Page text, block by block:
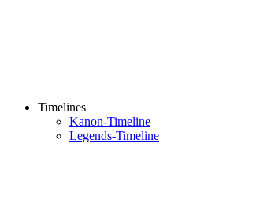
Timelines
Kanon-Timeline
Legends-Timeline